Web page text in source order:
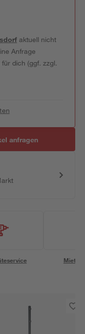
aktuell nicht
Anfrage
dich (ggf. zzgl.
anfragen